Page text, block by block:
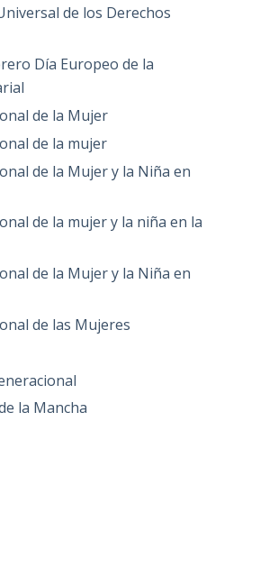
de los Derechos
Día Europeo de la
de la Mujer
de la mujer
de la Mujer y la Niña en
de la mujer y la niña en la
de la Mujer y la Niña en
de las Mujeres
la Mancha